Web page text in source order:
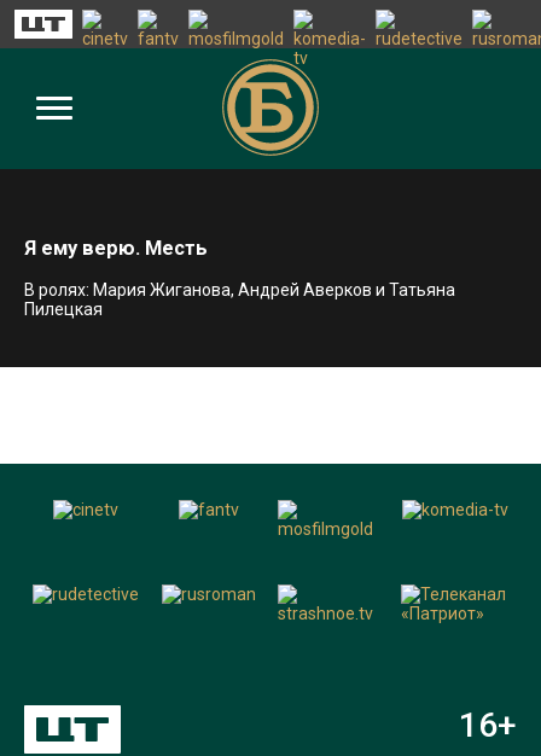
Я ему верю. Месть
В ролях: Мария Жиганова, Андрей Аверков и Татьяна
Пилецкая
16+